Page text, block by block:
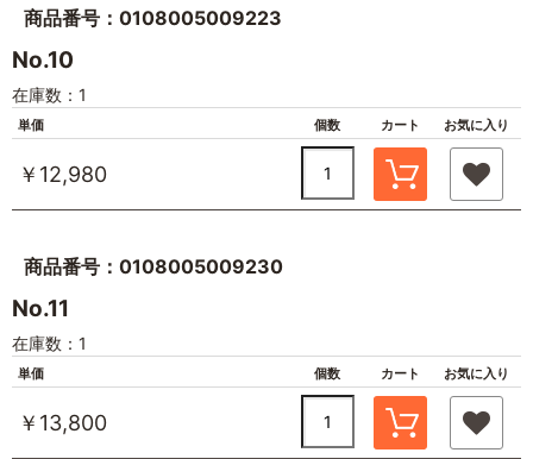
商品番号：0108005009223
No.10
在庫数：1
単価 個数 カート お気に入り
￥12,980
商品番号：0108005009230
No.11
在庫数：1
単価 個数 カート お気に入り
￥13,800